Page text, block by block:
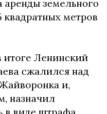
аренды земельного
квадратных метров
итоге Ленинский
сжалился над
и,
назначил